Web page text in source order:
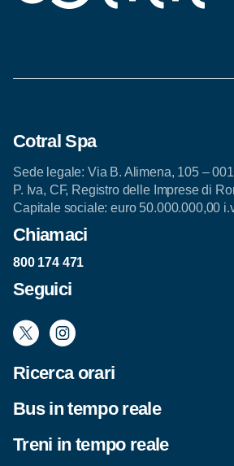
Cotral Spa
Sede legale: Via B. Alimena, 105 –
P. Iva, CF, Registro delle Imprese di
Capitale sociale: euro 50.000.000,00
Chiamaci
800 174 471
Seguici
Ricerca orari
Bus in tempo reale
Treni in tempo reale